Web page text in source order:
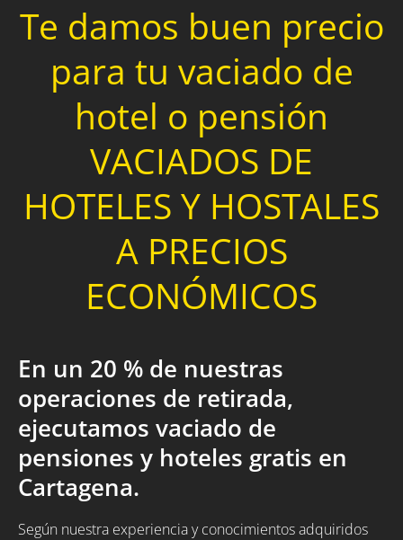
Te damos buen precio
para tu vaciado de
hotel o pensión
VACIADOS DE
HOTELES Y HOSTALES
A PRECIOS
ECONÓMICOS
En un 20 % de nuestras
operaciones de retirada,
ejecutamos vaciado de
pensiones y hoteles gratis en
Cartagena.
Según nuestra experiencia y conocimientos adquiridos